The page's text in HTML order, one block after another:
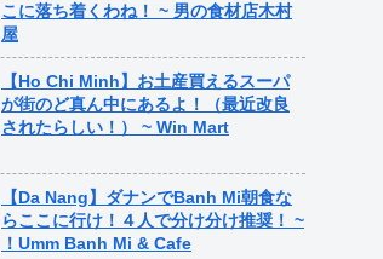
こに落ち着くわね！ ~ 男の食材店木村
屋
【Ho Chi Minh】お土産買えるスーパ
が街のど真ん中にあるよ！（最近改良
されたらしい！） ~ Win Mart
【Da Nang】ダナンでBanh Mi朝食な
らここに行け！４人で分け分け推奨！ ~
！Umm Banh Mi & Cafe